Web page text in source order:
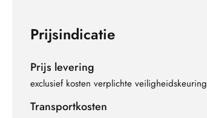
Prijsindicatie
Prijs levering
exclusief kosten verplichte veiligheidskeuring
Transportkosten